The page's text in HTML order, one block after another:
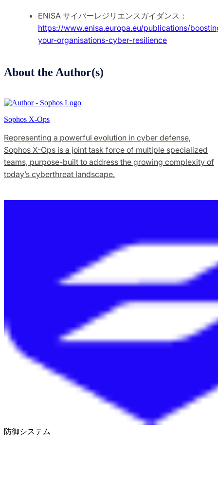
ENISA サイバーレジリエンスガイダンス：
https://www.enisa.europa.eu/publications/
your-organisations-cyber-resilience
About the Author(s)
Sophos X-Ops
Representing a powerful evolution in cyber defense,
Sophos X-Ops is a joint task force of multiple specialized
teams, purpose-built to address the growing complexity of
today’s cyberthreat landscape.
防御システム